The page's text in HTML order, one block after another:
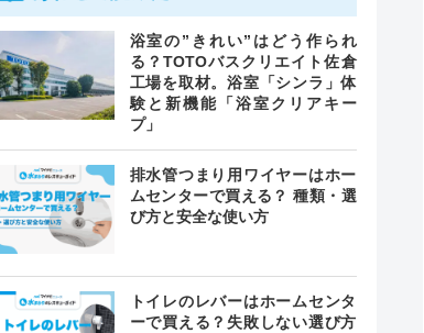
浴室の”きれい”はどう作られ
る？TOTOバスクリエイト佐倉
工場を取材。浴室「シンラ」体
験と新機能「浴室クリアキー
プ」
排水管つまり用ワイヤーはホー
ムセンターで買える？ 種類・選
び方と安全な使い方
トイレのレバーはホームセンタ
ーで買える？失敗しない選び方